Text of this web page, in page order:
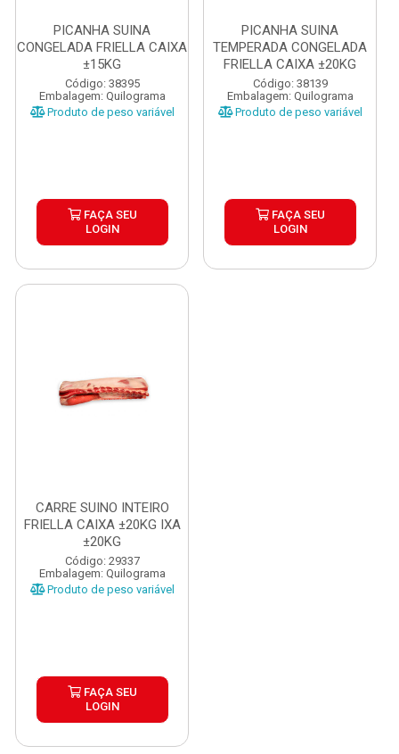
PICANHA SUINA
CONGELADA FRIELLA CAIXA
±15KG
Código: 38395
Embalagem: Quilograma
Produto de peso variável
FAÇA SEU
LOGIN
PICANHA SUINA
TEMPERADA CONGELADA
FRIELLA CAIXA ±20KG
Código: 38139
Embalagem: Quilograma
Produto de peso variável
FAÇA SEU
LOGIN
CARRE SUINO INTEIRO
FRIELLA CAIXA ±20KG IXA
±20KG
Código: 29337
Embalagem: Quilograma
Produto de peso variável
FAÇA SEU
LOGIN